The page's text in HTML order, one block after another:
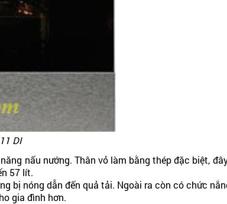
DI
nấu nướng. Thân vỏ làm bằng thép đặc biệt,
57 lít.
bị nóng dẫn đến quả tải. Ngoài ra còn có chức
gia đình hơn.